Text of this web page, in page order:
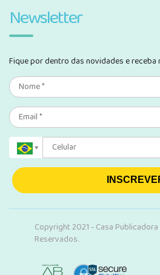
Newsletter
Fique por dentro das novidades e
Copyright 2021 - Casa
Reservados.